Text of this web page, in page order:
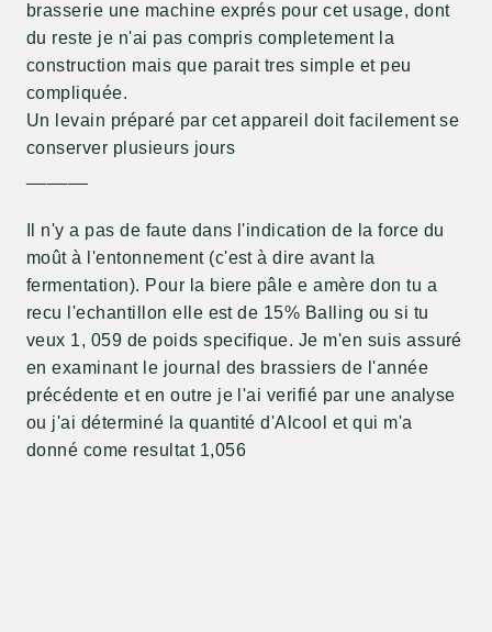
brasserie une machine exprés pour cet usage, dont
du reste je n'ai pas compris completement la
construction mais que parait tres simple et peu
compliquée.
Un levain préparé par cet appareil doit facilement se
conserver plusieurs jours
Il n'y a pas de faute dans l'indication de la force du
moût à l'entonnement (c'est à dire avant la
fermentation). Pour la biere pâle e amère don tu a
recu l'echantillon elle est de 15% Balling ou si tu
veux 1, 059 de poids specifique. Je m'en suis assuré
en examinant le journal des brassiers de l'année
précédente et en outre je l'ai verifié par une analyse
ou j'ai déterminé la quantité d'Alcool et qui m'a
donné come resultat 1,056